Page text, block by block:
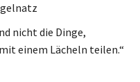
nicht die Dinge,
einem Lächeln teilen.“